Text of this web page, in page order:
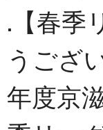
.【春季
うござ
年度京